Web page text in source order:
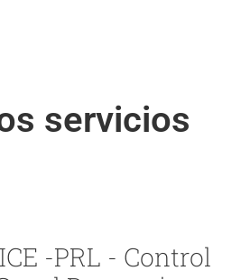
servicios
-PRL - Control